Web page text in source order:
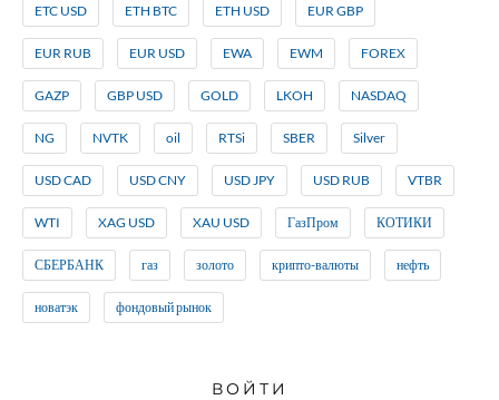
ETC USD ETH BTC ETH USD EUR GBP
EUR RUB EUR USD EWA EWM FOREX
GAZP GBP USD GOLD LKOH NASDAQ
NG NVTK oil RTSi SBER Silver
USD CAD USD CNY USD JPY USD RUB VTBR
WTI XAG USD XAU USD ГазПром КОТИКИ
СБЕРБАНК газ золото крипто-валюты нефть
новатэк фондовый рынок
ВОЙТИ